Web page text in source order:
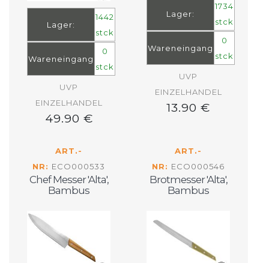
Lager:
1442
stck
Wareneingang
0
stck
UVP
EINZELHANDEL
49.90 €
Lager:
1734
stck
Wareneingang
0
stck
UVP
EINZELHANDEL
13.90 €
ART.-
NR: ECO000533
Chef Messer 'Alta',
Bambus
ART.-
NR: ECO000546
Brotmesser 'Alta',
Bambus